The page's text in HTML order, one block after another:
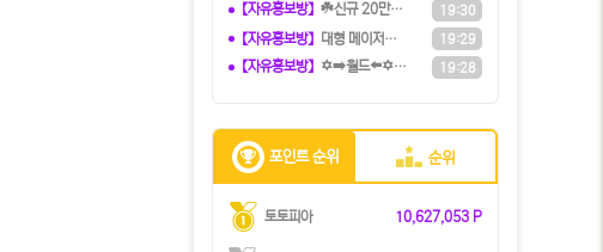
【자유홍보방】 ☘️️신규 20만원 당첨쿠폰 수령하세 19:30
【자유홍보방】 ️️대형 메이저계열사에서 TM직원 모 19:29
【자유홍보방】 ✡️➡️월드⬅️✡️ 5+3ㅣ10+5ㅣ 19:28
포인트 순위 순위
토토피아 10,627,053 P